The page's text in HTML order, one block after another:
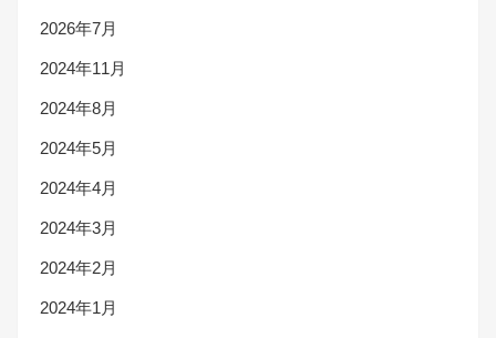
2026年7月
2024年11月
2024年8月
2024年5月
2024年4月
2024年3月
2024年2月
2024年1月